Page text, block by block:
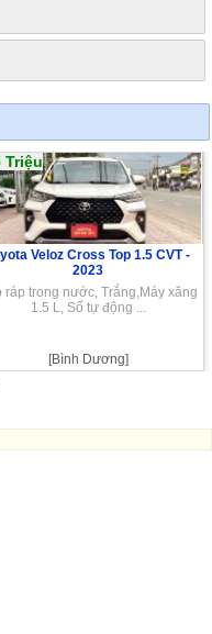
Triệu
Veloz Cross Top 1.5 CVT -
2023
ráp trong nước, Trắng,Máy xăng
1.5 L, Số tự động ...
[Bình Dương]